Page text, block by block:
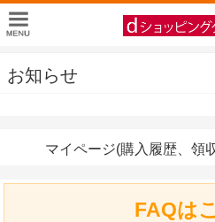
お知らせ
マイページ(購入履歴、領
FAQは